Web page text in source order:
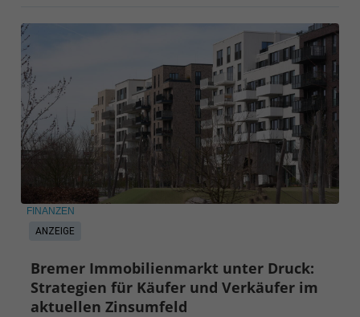
ANZEIGE
FINANZEN
Bremer Immobilienmarkt unter Druck:
Strategien für Käufer und Verkäufer im
aktuellen Zinsumfeld